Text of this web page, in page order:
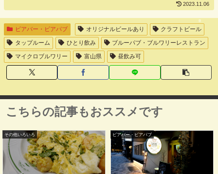
2023.11.06
ビアバー・ビアパブ オリジナルビールあり
クラフトビール
タップルーム
ひとり飲み
ブルーパブ・ブルワリーレストラン
マイクロブルワリー
富山県 昼飲み可
こちらの記事もおススメです
その他いろいろ ビアバー・ビアパブ